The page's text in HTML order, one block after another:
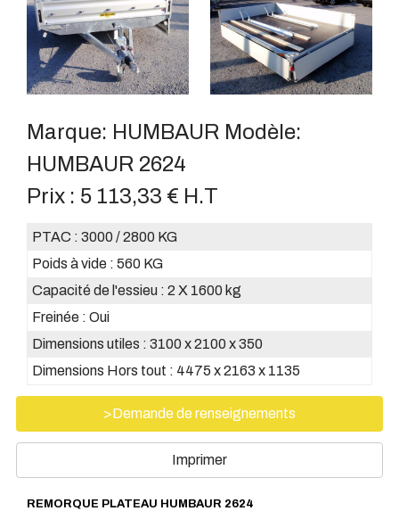
Marque: HUMBAUR Modèle:
HUMBAUR 2624
Prix : 5 113,33 € H.T
PTAC : 3000 / 2800 KG
Poids à vide : 560 KG
Capacité de l'essieu : 2 X 1600 kg
Freinée : Oui
Dimensions utiles : 3100 x 2100 x 350
Dimensions Hors tout : 4475 x 2163 x 1135
>Demande de renseignements
Imprimer
REMORQUE PLATEAU HUMBAUR 2624